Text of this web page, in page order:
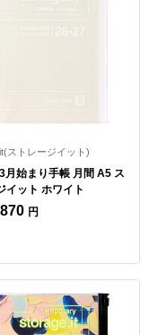
ストレージイット)
月始まり手帳 月間 A5 ス
イット ホワイト
円